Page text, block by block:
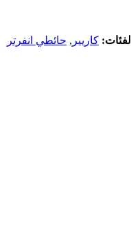
الفئات: كاريير , حائطي انفرتر